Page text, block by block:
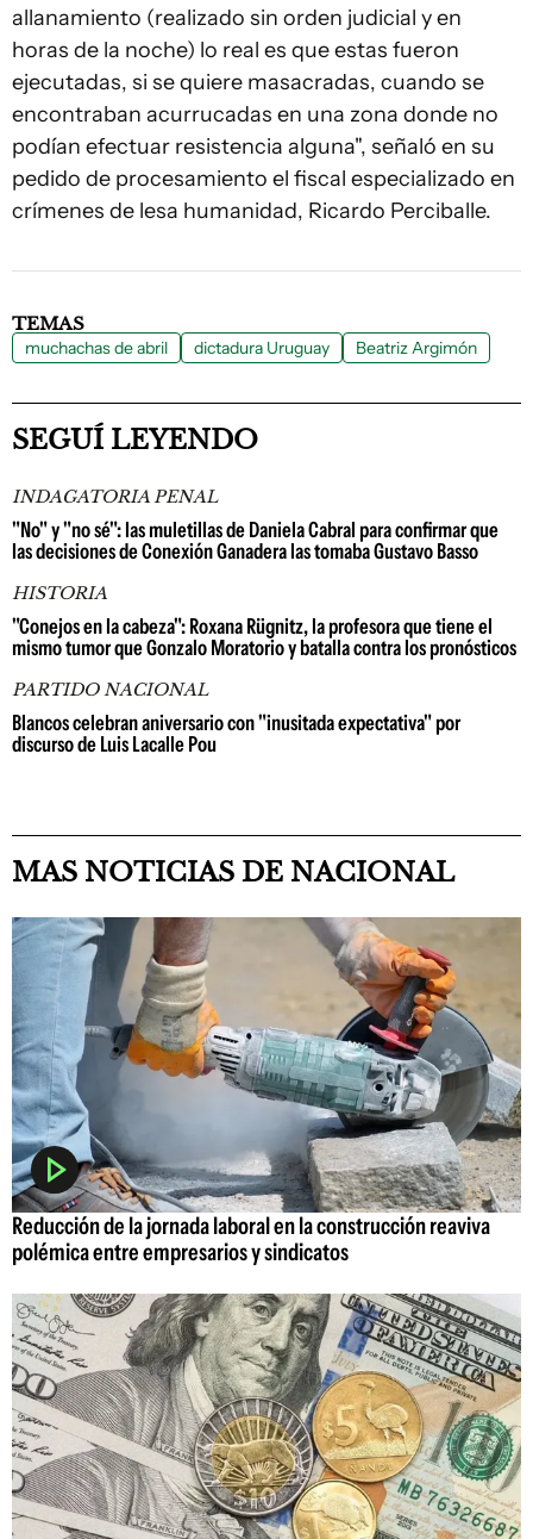
allanamiento (realizado sin orden judicial y en
horas de la noche) lo real es que estas fueron
ejecutadas, si se quiere masacradas, cuando se
encontraban acurrucadas en una zona donde no
podían efectuar resistencia alguna", señaló en su
pedido de procesamiento el fiscal especializado en
crímenes de lesa humanidad, Ricardo Perciballe.
TEMAS
muchachas de abril dictadura Uruguay Beatriz Argimón
SEGUÍ LEYENDO
INDAGATORIA PENAL
"No" y "no sé": las muletillas de Daniela Cabral para confirmar que
las decisiones de Conexión Ganadera las tomaba Gustavo Basso
HISTORIA
"Conejos en la cabeza": Roxana Rügnitz, la profesora que tiene el
mismo tumor que Gonzalo Moratorio y batalla contra los pronósticos
PARTIDO NACIONAL
Blancos celebran aniversario con "inusitada expectativa" por
discurso de Luis Lacalle Pou
MAS NOTICIAS DE NACIONAL
Reducción de la jornada laboral en la construcción reaviva
polémica entre empresarios y sindicatos